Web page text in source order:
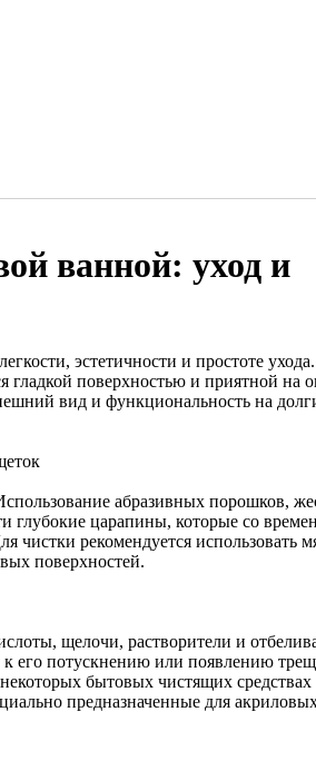
ванной: уход и
эстетичности и простоте
гладкой поверхностью и приятной на
вид и функциональность на
абразивных порошков,
глубокие царапины, которые со
чистки рекомендуется использовать
поверхностей.
щелочи, растворители и
к его потускнению или появлению
бытовых чистящих средствах
предназначенные для